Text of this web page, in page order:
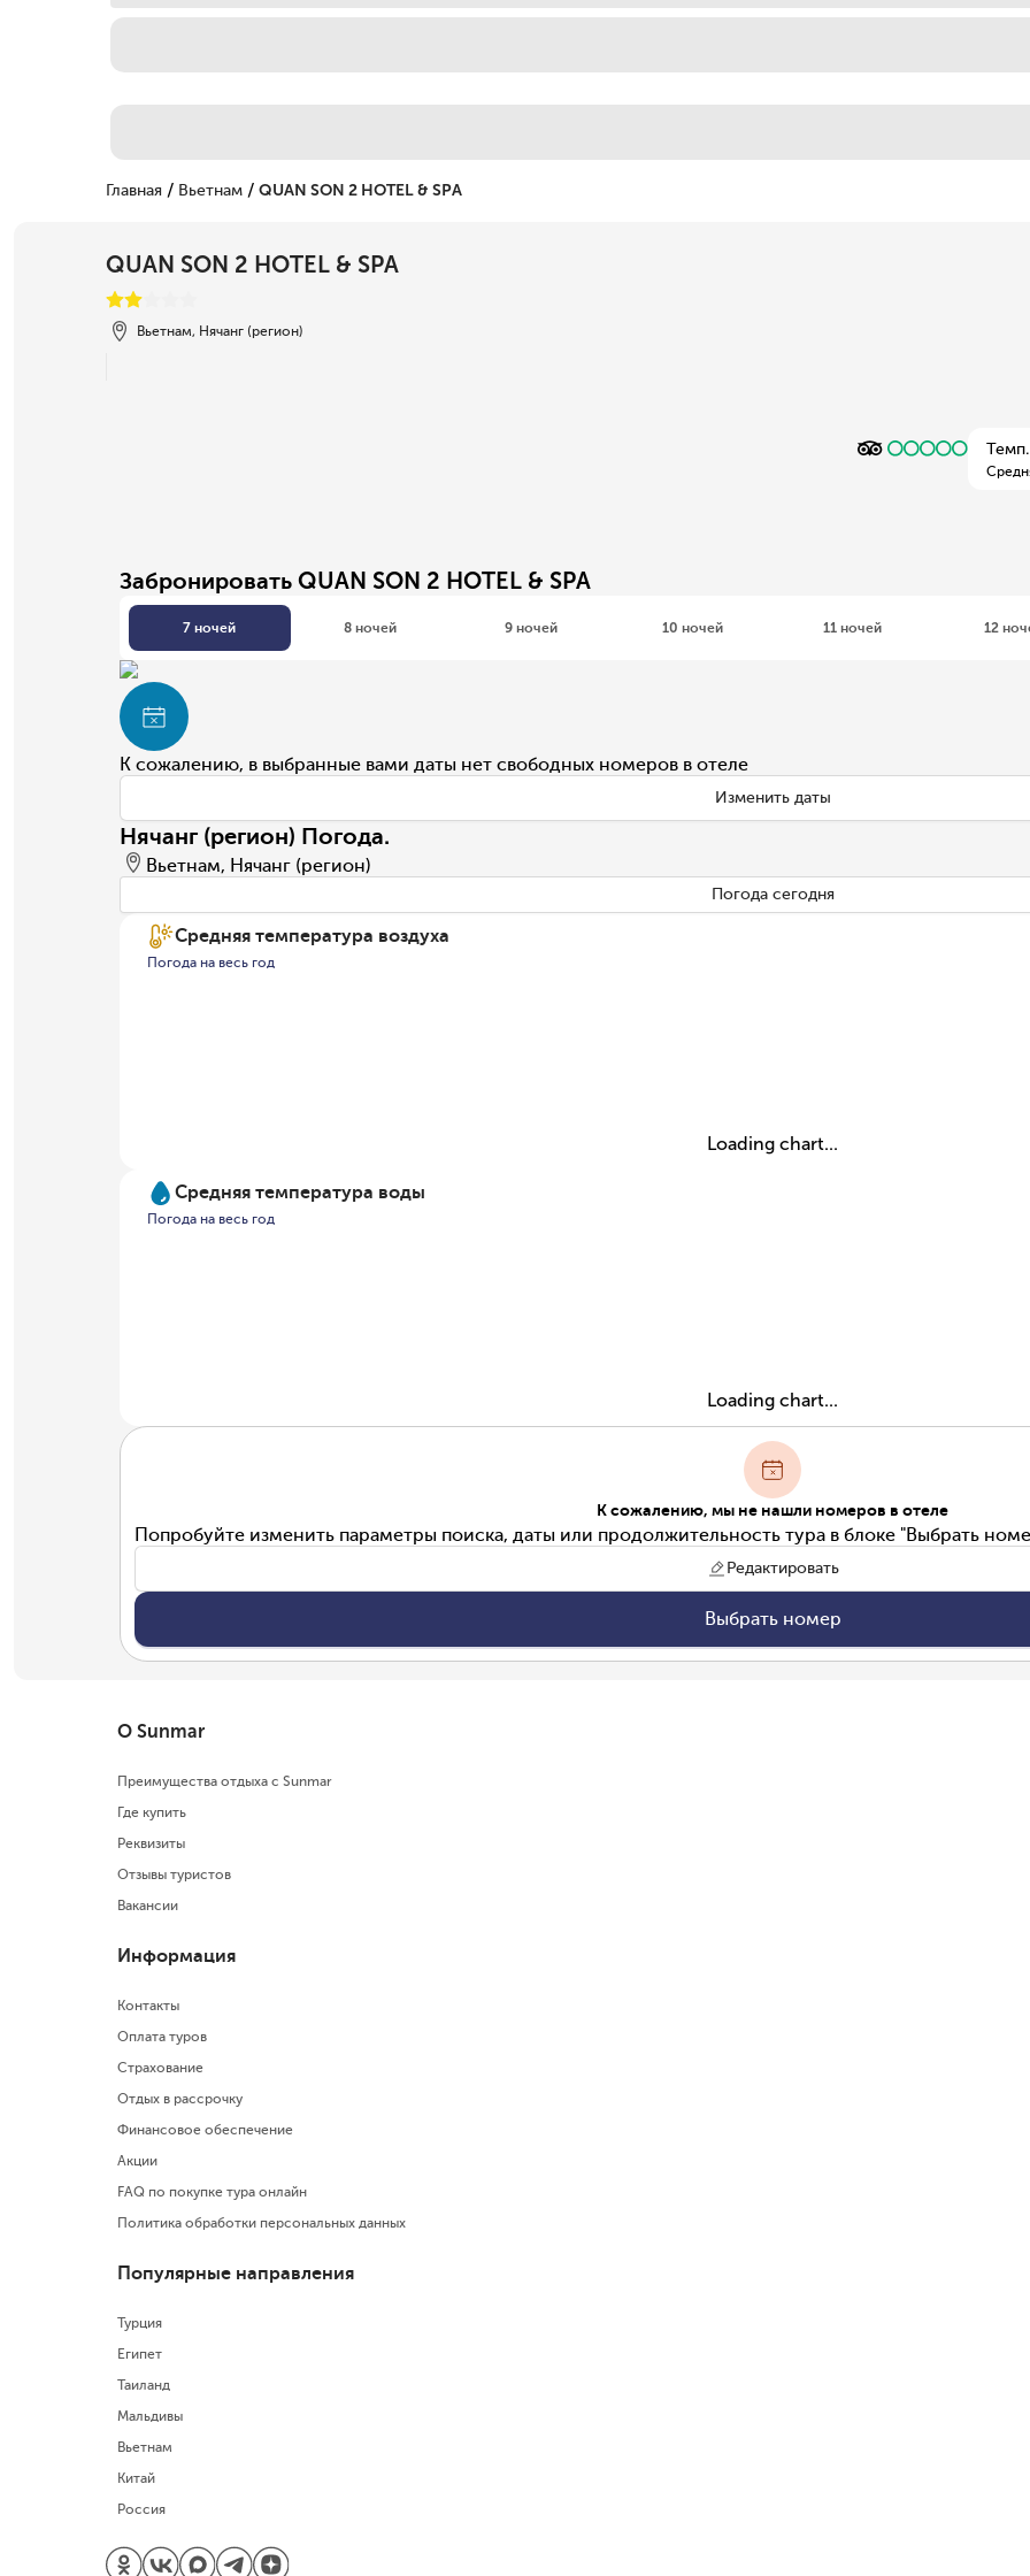
Главная / Вьетнам / QUAN SON 2 HOTEL & SPA
QUAN SON 2 HOTEL & SPA
Вьетнам, Нячанг (регион)
Забронировать QUAN SON 2 HOTEL & SPA
7 ночей 8 ночей 9 ночей 10 ночей 11 ночей 12
К сожалению, в выбранные вами даты нет свободных номеров в отеле
Изменить даты
Нячанг (регион) Погода.
Вьетнам, Нячанг (регион)
Погода сегодня
Средняя температура воздуха
Погода на весь год
Loading chart...
Средняя температура воды
Погода на весь год
Loading chart...
К сожалению, мы не нашли номеров в отеле
Попробуйте изменить параметры поиска, даты или продолжительность тура в блоке "Выбрать
Редактировать
Выбрать номер
О Sunmar
Преимущества отдыха с Sunmar
Где купить
Реквизиты
Отзывы туристов
Вакансии
Информация
Контакты
Оплата туров
Страхование
Отдых в рассрочку
Финансовое обеспечение
Акции
FAQ по покупке тура онлайн
Политика обработки персональных данных
Популярные направления
Турция
Египет
Таиланд
Мальдивы
Вьетнам
Китай
Россия